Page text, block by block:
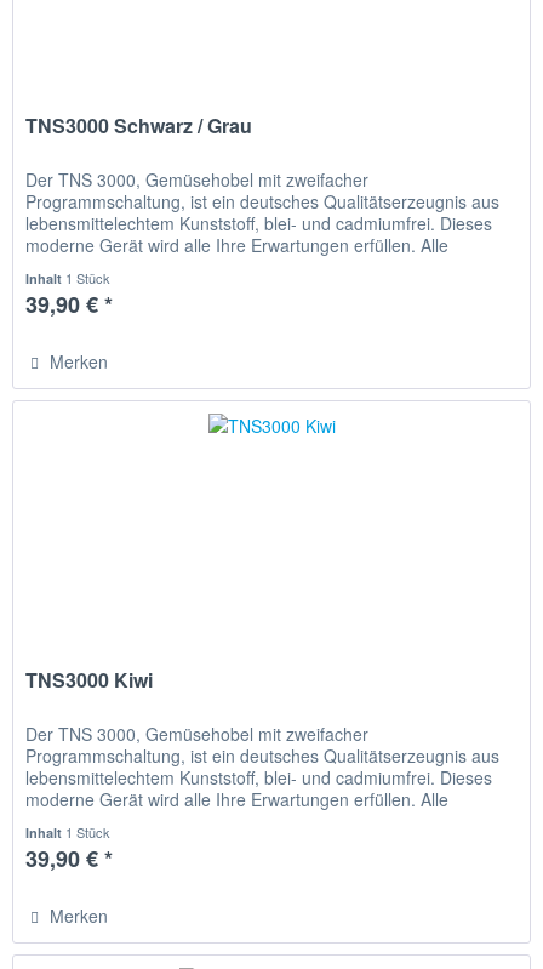
TNS3000 Schwarz / Grau
Der TNS 3000, Gemüsehobel mit zweifacher
Programmschaltung, ist ein deutsches Qualitätserzeugnis aus
lebensmittelechtem Kunststoff, blei- und cadmiumfrei. Dieses
moderne Gerät wird alle Ihre Erwartungen erfüllen. Alle
Inhalt 1 Stück
39,90 € *
Merken
TNS3000 Kiwi
Der TNS 3000, Gemüsehobel mit zweifacher
Programmschaltung, ist ein deutsches Qualitätserzeugnis aus
lebensmittelechtem Kunststoff, blei- und cadmiumfrei. Dieses
moderne Gerät wird alle Ihre Erwartungen erfüllen. Alle
Inhalt 1 Stück
39,90 € *
Merken